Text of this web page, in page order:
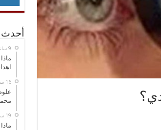
أحدث
‏16 ساعة مضت